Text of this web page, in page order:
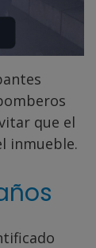
que el
inmueble.